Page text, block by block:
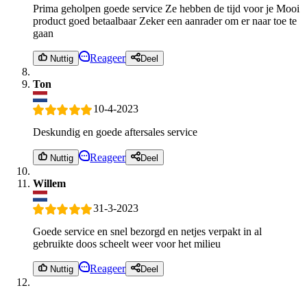
Prima geholpen goede service Ze hebben de tijd voor je Mooi
product goed betaalbaar Zeker een aanrader om er naar toe te
gaan
Nuttig Reageer Deel
Ton
10-4-2023
Deskundig en goede aftersales service
Nuttig Reageer Deel
Willem
31-3-2023
Goede service en snel bezorgd en netjes verpakt in al
gebruikte doos scheelt weer voor het milieu
Nuttig Reageer Deel